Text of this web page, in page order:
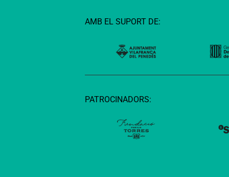
AMB EL SUPORT DE:
PATROCINADORS: